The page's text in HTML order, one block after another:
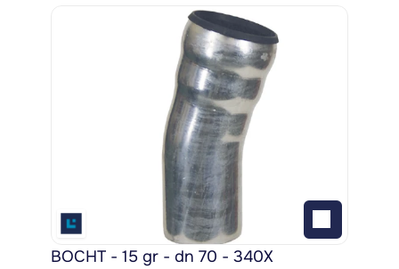
BOCHT - 15 gr - dn 70 - 340X